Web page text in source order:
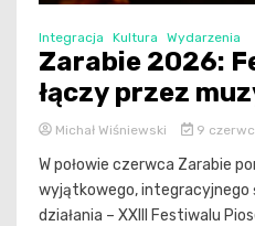
Integracja Kultura Wydarzenia
Zarabie 2026:
łączy przez
Michał Wiśniewski 9
W połowie czerwca Zarabie
wyjątkowego, integracyjnego
działania – XXIII Festiwalu